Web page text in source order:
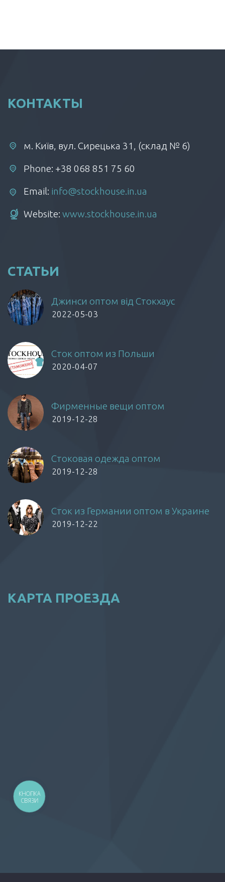
КОНТАКТЫ
м. Київ, вул. Сирецька 31, (склад № 6)
Phone: +38 068 851 75 60
Email: info@stockhouse.in.ua
Website: www.stockhouse.in.ua
СТАТЬИ
Джинси оптом від Стокхаус
2022-05-03
Сток оптом из Польши
2020-04-07
Фирменные вещи оптом
2019-12-28
Стоковая одежда оптом
2019-12-28
Сток из Германии оптом в Украине
2019-12-22
КАРТА ПРОЕЗДА
КНОПКА
СВЯЗИ